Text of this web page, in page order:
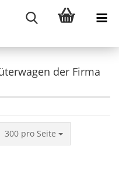
der Firma
300 pro Seite
pro Seite